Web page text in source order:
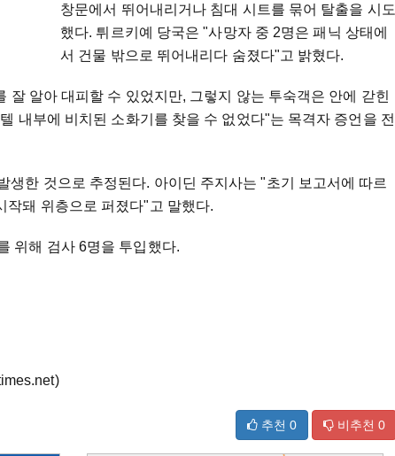
창문에서 뛰어내리거나 침대 시트를 묶어 탈출을 시도
했다. 튀르키예 당국은 "사망자 중 2명은 패닉 상태에
서 건물 밖으로 뛰어내리다 숨졌다"고 밝혔다.
잘 알아 대피할 수 있었지만, 그렇지 않는 투숙객은 안에 갇힌
내부에 비치된 소화기를 찾을 수 없었다"는 목격자 증언을 전
생한 것으로 추정된다. 아이딘 주지사는 "초기 보고서에 따르
작돼 위층으로 퍼졌다"고 말했다.
위해 검사 6명을 투입했다.
추천 0 비추천 0